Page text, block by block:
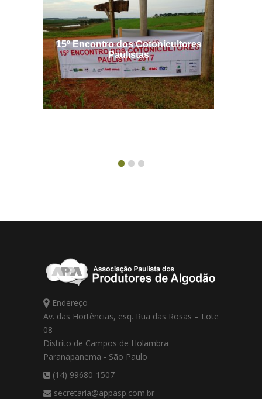
15º Encontro dos Cotonicultores
Paulistas
Endereço
Av. das Hortências, esq. Rua das Rosas – Lote
08
Distrito de Campos de Holambra
Paranapanema - São Paulo
(14) 99680-1507
secretaria@appasp.com.br